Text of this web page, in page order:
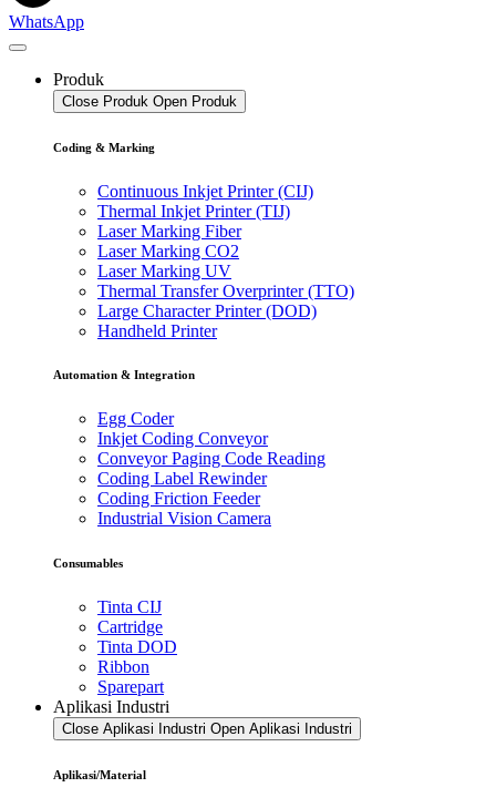
WhatsApp
Produk
Close Produk Open Produk
Coding & Marking
Continuous Inkjet Printer (CIJ)
Thermal Inkjet Printer (TIJ)
Laser Marking Fiber
Laser Marking CO2
Laser Marking UV
Thermal Transfer Overprinter (TTO)
Large Character Printer (DOD)
Handheld Printer
Automation & Integration
Egg Coder
Inkjet Coding Conveyor
Conveyor Paging Code Reading
Coding Label Rewinder
Coding Friction Feeder
Industrial Vision Camera
Consumables
Tinta CIJ
Cartridge
Tinta DOD
Ribbon
Sparepart
Aplikasi Industri
Close Aplikasi Industri Open Aplikasi Industri
Aplikasi/Material